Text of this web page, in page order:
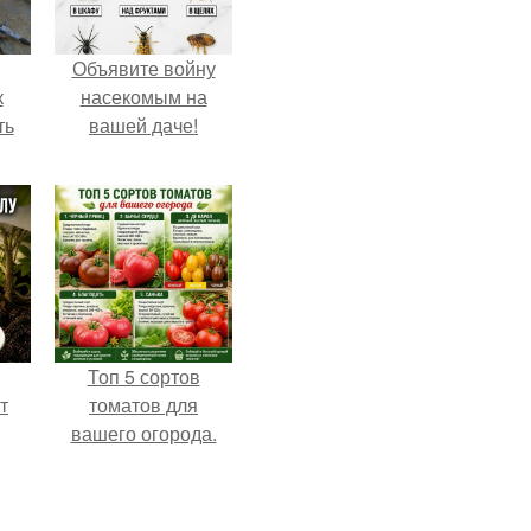
Объявите войну
насекомым на
вашей даче!
Топ 5 сортов
томатов для
вашего огорода.